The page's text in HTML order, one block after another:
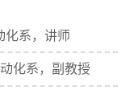
化系，讲师
化系，副教授